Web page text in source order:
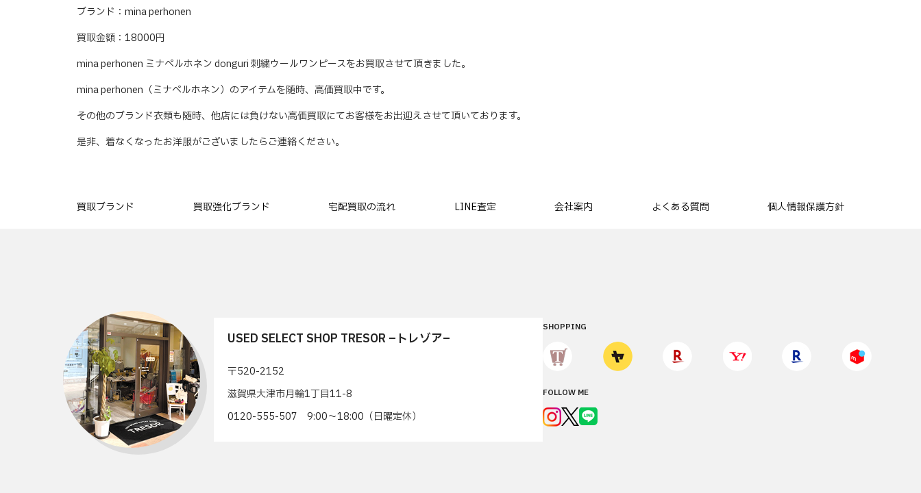
ブランド：mina perhonen
買取金額：18000円
mina perhonen ミナペルホネン donguri 刺繍ウールワンピースをお買取させて頂きました。
mina perhonen（ミナペルホネン）のアイテムを随時、高価買取中です。
その他のブランド衣類も随時、他店には負けない高価買取にてお客様をお出迎えさせて頂いております。
是非、着なくなったお洋服がございましたらご連絡ください。
買取ブランド 買取強化ブランド 宅配買取の流れ LINE査定 会社案内 よくある質問 個人情報保護方針
USED SELECT SHOP TRESOR –トレゾア–
〒520-2152
滋賀県大津市月輪1丁目11-8
0120-555-507 9:00〜18:00（日曜定休）
SHOPPING
FOLLOW ME